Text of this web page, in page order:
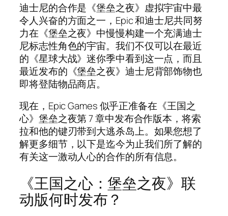
迪士尼的合作是《堡垒之夜》虚拟宇宙中最
令人兴奋的方面之一，Epic 和迪士尼共同努
力在《堡垒之夜》中慢慢构建一个充满迪士
尼标志性角色的宇宙。我们不仅可以在最近
的《星球大战》迷你季中看到这一点，而且
最近发布的《堡垒之夜》迪士尼背部饰物也
即将登陆物品商店。
现在，Epic Games 似乎正准备在《王国之
心》堡垒之夜第 7 章中发布合作版本，将索
拉和他的键刃带到大逃杀岛上。如果您想了
解更多细节，以下是迄今为止我们所了解的
有关这一激动人心的合作的所有信息。
《王国之心：堡垒之夜》联
动版何时发布？